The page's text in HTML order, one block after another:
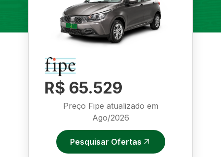
R$ 65.529
Preço Fipe atualizado em
Ago/2026
Pesquisar Ofertas